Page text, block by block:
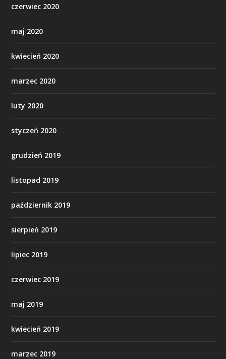
czerwiec 2020
maj 2020
kwiecień 2020
marzec 2020
luty 2020
styczeń 2020
grudzień 2019
listopad 2019
październik 2019
sierpień 2019
lipiec 2019
czerwiec 2019
maj 2019
kwiecień 2019
marzec 2019